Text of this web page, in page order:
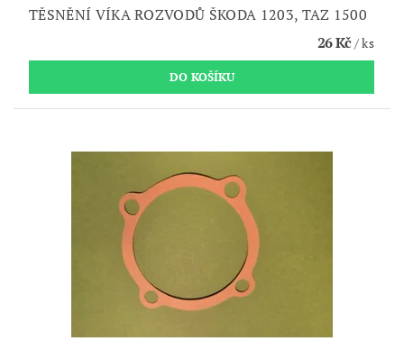
TĚSNĚNÍ VÍKA ROZVODŮ ŠKODA 1203, TAZ 1500
26 Kč/ ks